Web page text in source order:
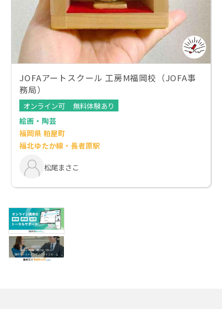
JOFAアートスクール 工房M福岡校（JOFA事
務局）
オンライン可
無料体験あり
絵画・陶芸
福岡県 粕屋町
福北ゆたか線・長者原駅
松尾まさこ